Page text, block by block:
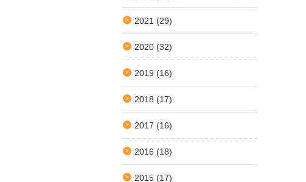
2021 (29)
2020 (32)
2019 (16)
2018 (17)
2017 (16)
2016 (18)
2015 (17)